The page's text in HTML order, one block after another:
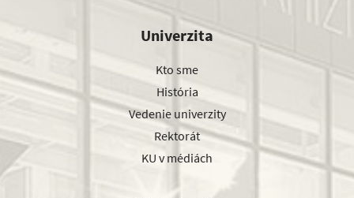
Univerzita
Kto sme
História
Vedenie univerzity
Rektorát
KU v médiách